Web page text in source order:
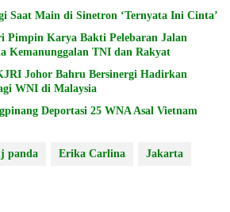
Saat Main di Sinetron ‘Ternyata Ini Cinta’
Pimpin Karya Bakti Pelebaran Jalan
Kemanunggalan TNI dan Rakyat
Johor Bahru Bersinergi Hadirkan
WNI di Malaysia
Deportasi 25 WNA Asal Vietnam
panda Erika Carlina Jakarta